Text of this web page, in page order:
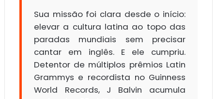
Sua missão foi clara desde o início:
elevar a cultura latina ao topo das
paradas mundiais sem precisar
cantar em inglês. E ele cumpriu.
Detentor de múltiplos prêmios Latin
Grammys e recordista no Guinness
World Records, J Balvin acumula